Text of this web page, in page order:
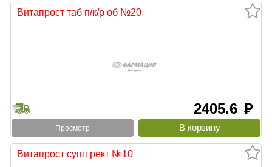
Витапрост таб п/к/р об №20
2405.6 руб
Просмотр
Витапрост супп рект №10